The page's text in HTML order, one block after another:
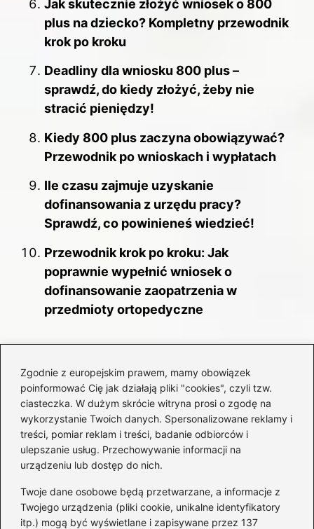
Zgodnie z europejskim prawem, mamy obowiązek
poinformować Cię jak działają pliki "cookies", czyli tzw.
ciasteczka. W dużym skrócie witryna prosi o zgodę na
wykorzystanie Twoich danych. Spersonalizowane reklamy i
treści, pomiar reklam i treści, badanie odbiorców i
ulepszanie usług. Przechowywanie informacji na
urządzeniu lub dostęp do nich.
Twoje dane osobowe będą przetwarzane, a informacje z
Twojego urządzenia (pliki cookie, unikalne identyfikatory
itp.) mogą być wyświetlane i zapisywane przez 137
Jak skutecznie złożyć wniosek o 800
plus na dziecko? Kompletny przewodnik
krok po kroku
Deadliny dla wniosku 800 plus –
sprawdź, do kiedy złożyć, żeby nie
stracić pieniędzy!
Kiedy 800 plus zaczyna obowiązywać?
Przewodnik po wnioskach i wypłatach
Ile czasu zajmuje uzyskanie
dofinansowania z urzędu pracy?
Sprawdź, co powinieneś wiedzieć!
Przewodnik krok po kroku: Jak
poprawnie wypełnić wniosek o
dofinansowanie zaopatrzenia w
przedmioty ortopedyczne
Fundusz socjalny w szkole
Przeznaczenie i składniki funduszu
socjalnego
Skutki obniżenia funduszu dla uczniów i
nauczycieli
Świadczenia socjalne nauczycieli
Wpływ funduszu na życie nauczycieli